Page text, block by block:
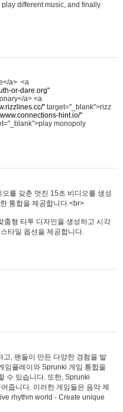
different music, and finally
a> <a
or-dare.org"
a> <a
" target="_blank">rizz
hint.io/"
monopoly
를 갖춘 멋진 15초 비디오를 생성
통합을 제공합니다.<br>
춤형 타투 디자인을 생성하고 시각
타일 옵션을 제공합니다.
, 팬들이 만든 다양한 경험을 발
임플레이와 Sprunki 게임 통합을
수 있습니다. 또한, Sprunki
줍니다. 이러한 게임들은 음악 제
rhythm world - Create unique